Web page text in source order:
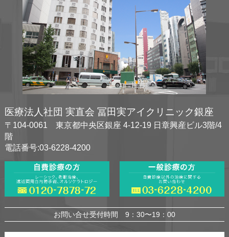
医療法人社団 実直会 冨田実アイクリニック銀座
〒104-0061 東京都中央区銀座 4-12-19 日章興産ビル3階/4
階
電話番号:03-6228-4200
お問い合せ受付時間 9：30〜19：00